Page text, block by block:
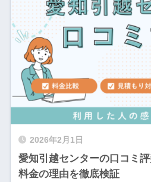
2026年2月1日
愛知引越センターの口コミ
料金の理由を徹底検証